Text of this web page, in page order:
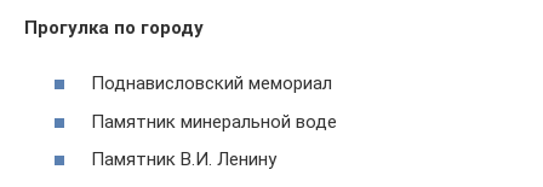
Прогулка по городу
Поднависловский мемориал
Памятник минеральной воде
Памятник В.И. Ленину